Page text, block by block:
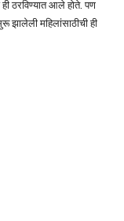
ठरविण्यात आले होते. पण
झालेली महिलांसाठीची ही